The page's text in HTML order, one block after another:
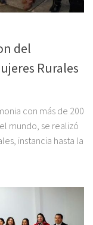
del
Rurales
con más de 200
mundo, se realizó
instancia hasta la